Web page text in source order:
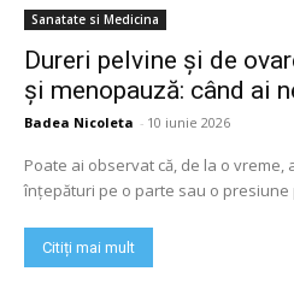
Sanatate si Medicina
Dureri pelvine și de
și menopauză: când ai
Badea Nicoleta - 10 iunie 2026
Poate ai observat că, de la o
înțepături pe o parte sau o presiune
Citiți mai mult